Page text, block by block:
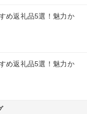
め返礼品5選！魅力か
め返礼品5選！魅力か